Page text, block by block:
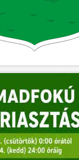
ÖNKORMÁNYZAT
ÜGYINTÉZÉS
HÍREK
VÁLASZTÁSOK